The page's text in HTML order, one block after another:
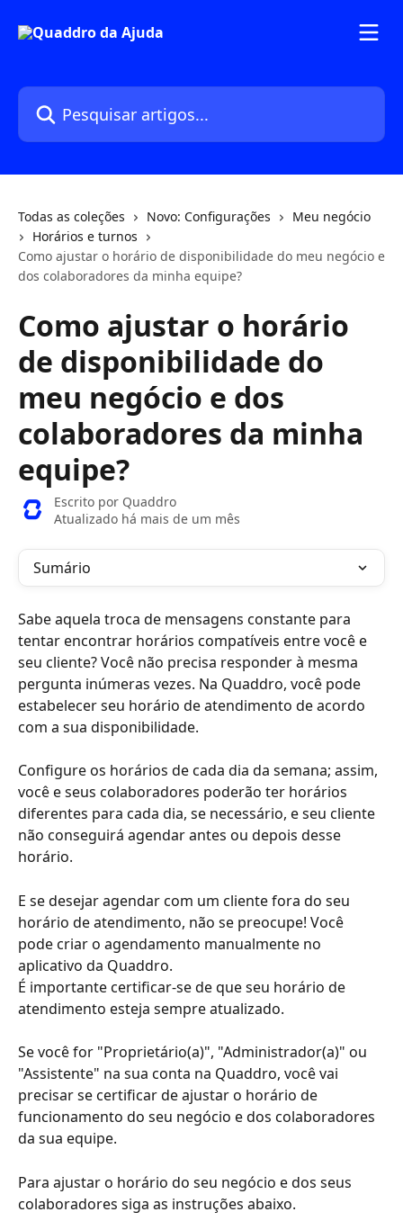
Pesquisar artigos...
Todas as coleções Novo: Configurações
Meu negócio
Horários e turnos
Como ajustar o horário de disponibilidade do meu negócio e
dos colaboradores da minha equipe?
Como ajustar o horário
de disponibilidade do
meu negócio e dos
colaboradores da minha
equipe?
Escrito por Quaddro
Atualizado há mais de um mês
Sumário
Sabe aquela troca de mensagens constante para
tentar encontrar horários compatíveis entre você e
seu cliente? Você não precisa responder à mesma
pergunta inúmeras vezes. Na Quaddro, você pode
estabelecer seu horário de atendimento de acordo
com a sua disponibilidade.
Configure os horários de cada dia da semana; assim,
você e seus colaboradores poderão ter horários
diferentes para cada dia, se necessário, e seu cliente
não conseguirá agendar antes ou depois desse
horário.
E se desejar agendar com um cliente fora do seu
horário de atendimento, não se preocupe! Você
pode criar o agendamento manualmente no
aplicativo da Quaddro.
É importante certificar-se de que seu horário de
atendimento esteja sempre atualizado.
Se você for "Proprietário(a)", "Administrador(a)" ou
"Assistente" na sua conta na Quaddro, você vai
precisar se certificar de ajustar o horário de
funcionamento do seu negócio e dos colaboradores
da sua equipe.
Para ajustar o horário do seu negócio e dos seus
colaboradores siga as instruções abaixo.